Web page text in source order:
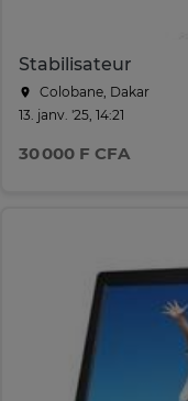
Stabilisateur
Colobane, Dakar
13. janv. '25, 14:21
30 000 F CFA